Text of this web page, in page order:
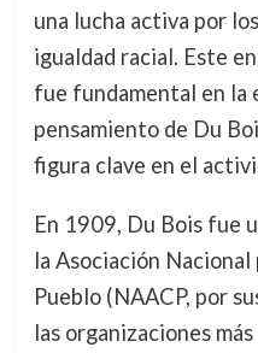
una lucha activa por
igualdad racial. Este
fue fundamental en la
pensamiento de Du
figura clave en el
En 1909, Du Bois fue
la Asociación
Pueblo (NAACP, por
las organizaciones